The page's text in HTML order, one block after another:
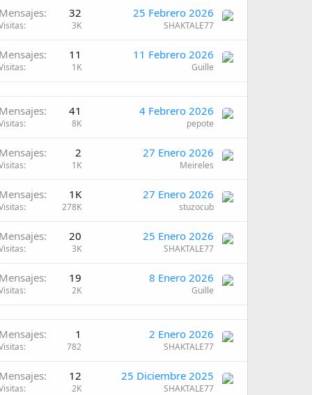
Mensajes 32
3K
25 Febrero 2026
SHAKTALE77
Mensajes 11
1K
11 Febrero 2026
Guille
Mensajes 41
8K
4 Febrero 2026
pepote
Mensajes 2
1K
27 Enero 2026
Meireles
Mensajes 1K
278K
27 Enero 2026
stuzocub
Mensajes 20
3K
25 Enero 2026
SHAKTALE77
Mensajes 19
2K
8 Enero 2026
Guille
Mensajes 1
782
2 Enero 2026
SHAKTALE77
Mensajes 12
2K
25 Diciembre 2025
SHAKTALE77